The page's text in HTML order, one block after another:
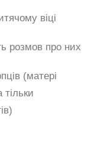
віці
розмов про них
(матері